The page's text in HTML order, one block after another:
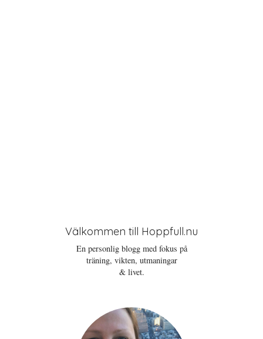
Välkommen till Hoppfull.nu
En personlig blogg med fokus på
träning, vikten, utmaningar
& livet.